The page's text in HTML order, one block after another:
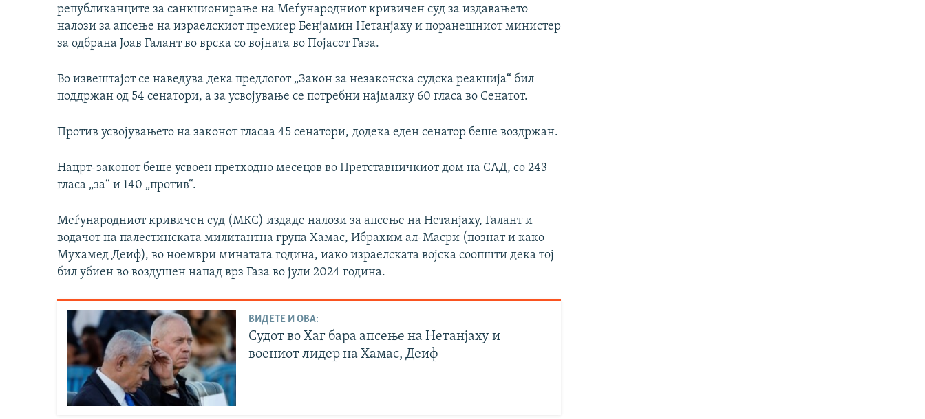
републиканците за санкционирање на Меѓународниот кривичен суд за издавањето
налози за апсење на израелскиот премиер Бенјамин Нетанјаху и поранешниот министер
за одбрана Јоав Галант во врска со војната во Појасот Газа.
Во извештајот се наведува дека предлогот „Закон за незаконска судска реакција“ бил
поддржан од 54 сенатори, а за усвојување се потребни најмалку 60 гласа во Сенатот.
Против усвојувањето на законот гласаа 45 сенатори, додека еден сенатор беше воздржан.
Нацрт-законот беше усвоен претходно месецов во Претставничкиот дом на САД, со 243
гласа „за“ и 140 „против“.
Меѓународниот кривичен суд (МКС) издаде налози за апсење на Нетанјаху, Галант и
водачот на палестинската милитантна група Хамас, Ибрахим ал-Масри (познат и како
Мухамед Деиф), во ноември минатата година, иако израелската војска соопшти дека тој
бил убиен во воздушен напад врз Газа во јули 2024 година.
ВИДЕТЕ И ОВА:
Судот во Хаг бара апсење на Нетанјаху и
воениот лидер на Хамас, Деиф